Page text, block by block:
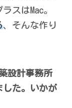
スはMac。
、そんな作り
設計事務所
した。いかが